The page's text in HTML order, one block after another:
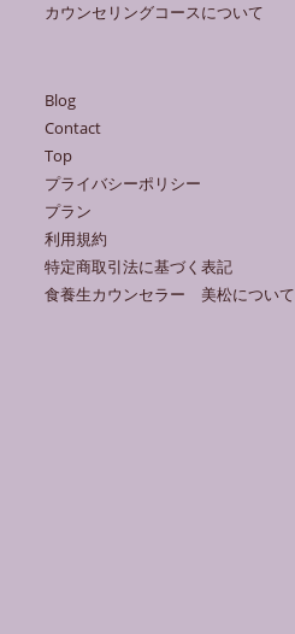
カウンセリングコースについて
Blog
Contact
Top
プライバシーポリシー
プラン
利用規約
特定商取引法に基づく表記
食養生カウンセラー 美松について